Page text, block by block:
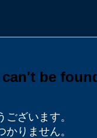
ございます。
りません。